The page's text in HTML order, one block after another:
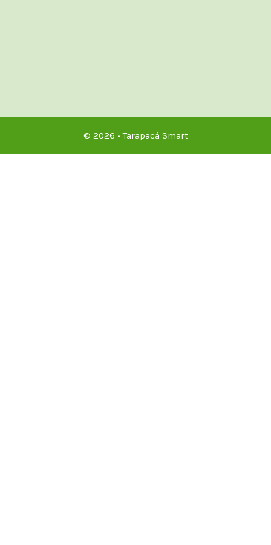
© 2026 • Tarapacá Smart